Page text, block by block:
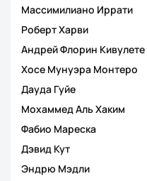
Массимилиано Иррати
Роберт Харви
Андрей Флорин Кивулете
Хосе Мунуэра Монтеро
Дауда Гуйе
Мохаммед Аль Хаким
Фабио Мареска
Дэвид Кут
Эндрю Мэдли